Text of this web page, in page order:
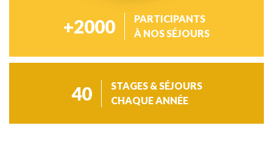
+2000
PARTICIPANTS
À NOS SÉJOURS
40
STAGES & SÉJOURS
CHAQUE ANNÉE